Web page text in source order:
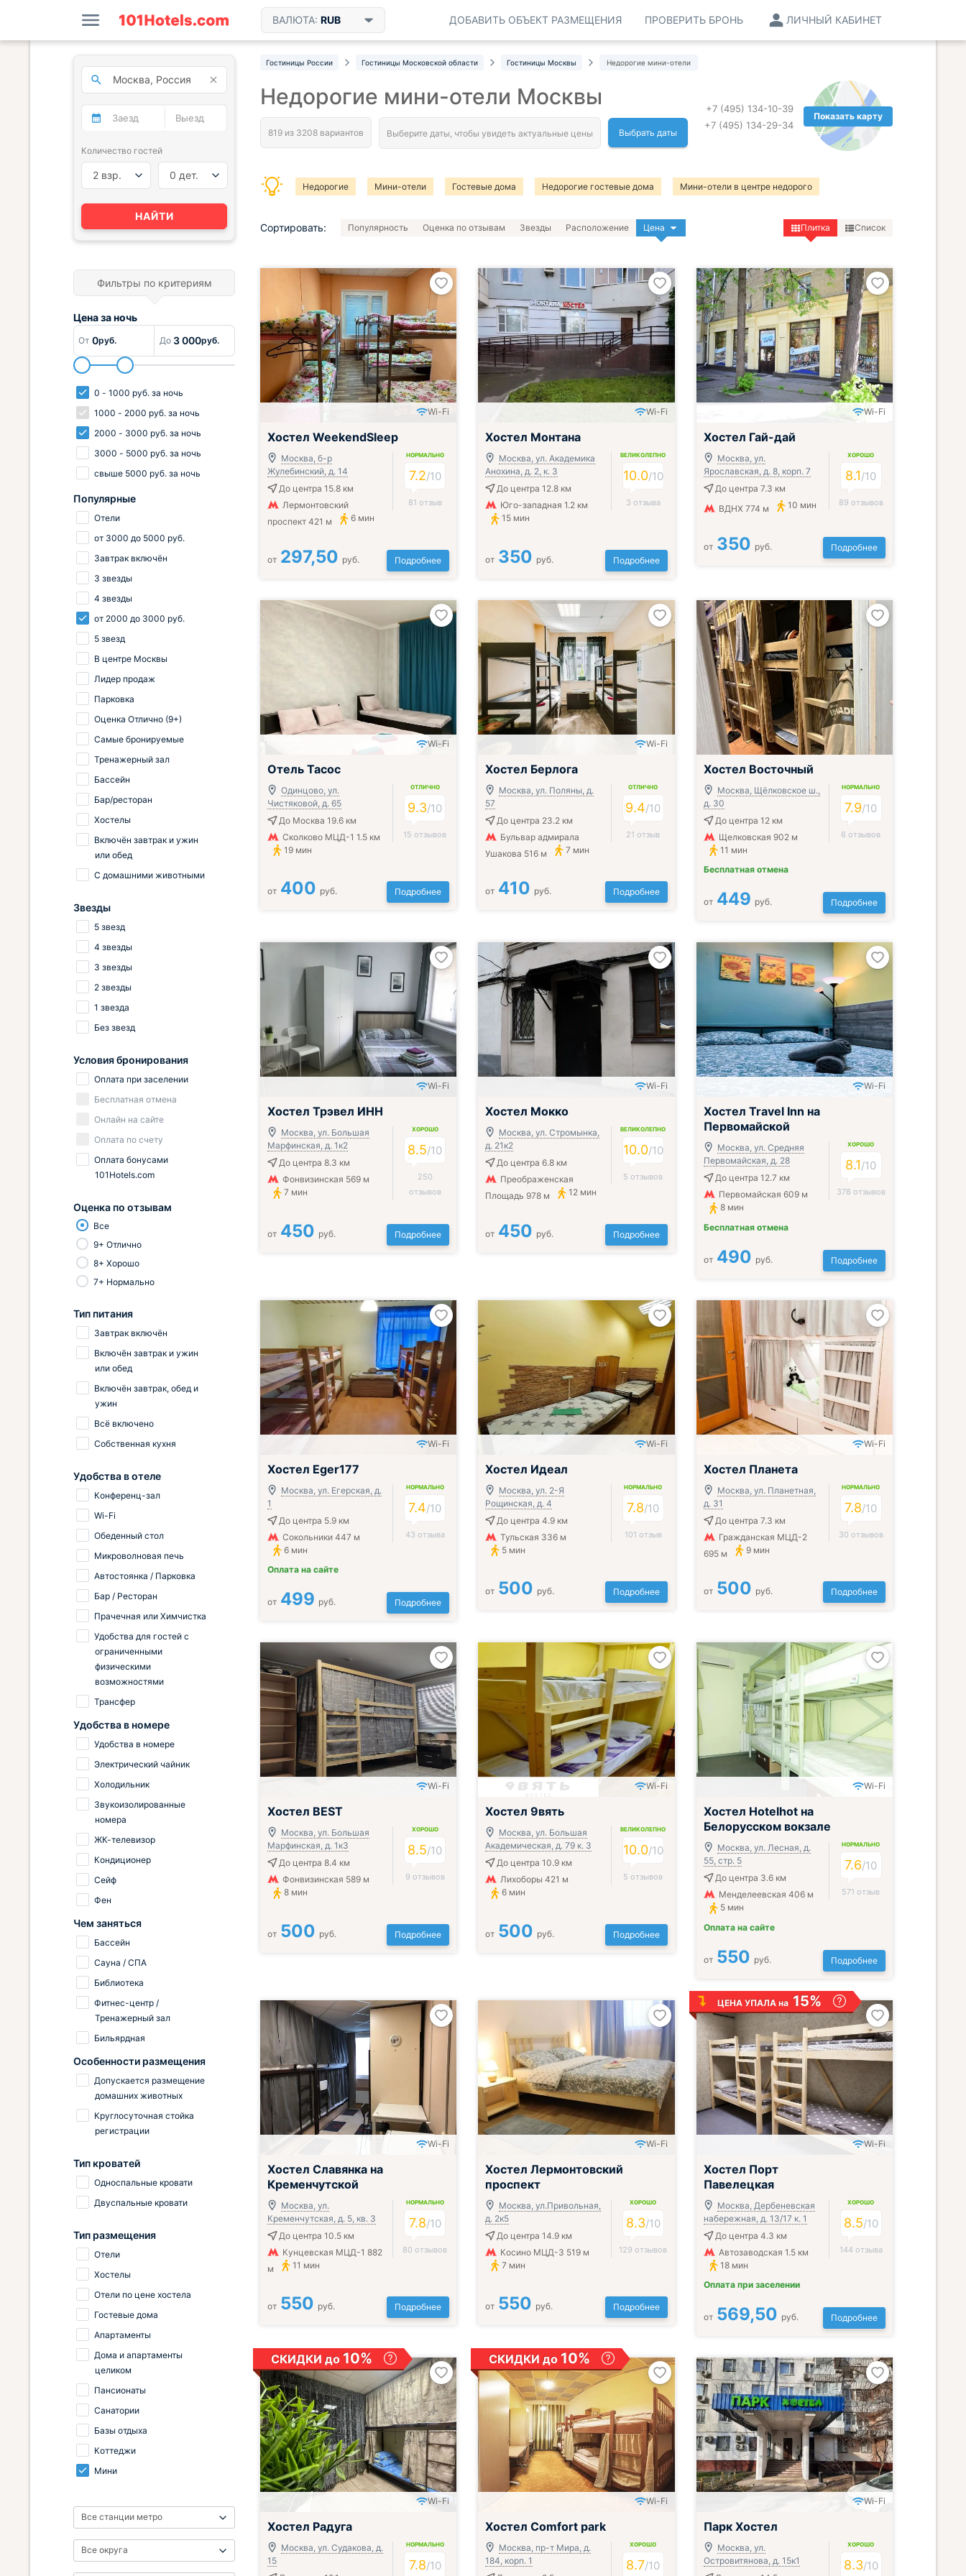
ВАЛЮТА: RUB ЛИЧНЫЙ КАБИНЕТ
ПРОВЕРИТЬ БРОНЬ
ДОБАВИТЬ ОБЪЕКТ РАЗМЕЩЕНИЯ
Гостиницы России Гостиницы Московской области Гостиницы Москвы Недорогие мини-отели
Показать карту
+7 (495) 134-10-39
+7 (495) 134-29-34
Недорогие мини-отели Москвы
Выбрать даты
Недорогие Мини-отели Гостевые дома Недорогие гостевые дома Мини-отели в центре недорого
Сортировать: Популярность Оценка по отзывам Звезды Расположение Цена Плитка Список
Wi-Fi
Хостел WeekendSleep
Москва, б-р
Жулебинский, д. 14
До центра 15.8 км
Лермонтовский
проспект 421 м
6 мин
НОРМАЛЬНО
7.2/10
81 отзыв
от 297,50 руб. Подробнее
Wi-Fi
Хостел Монтана
Москва, ул. Академика
Анохина, д. 2, к. 3
До центра 12.8 км
Юго-западная 1.2 км
15 мин
ВЕЛИКОЛЕПНО
10.0/10
3 отзыва
от 350 руб. Подробнее
Wi-Fi
Хостел Гай-дай
Москва, ул.
Ярославская, д. 8, корп. 7
До центра 7.3 км
ВДНХ 774 м
10 мин
ХОРОШО
8.1/10
89 отзывов
от 350 руб. Подробнее
Wi-Fi
Отель Тасос
Одинцово, ул.
Чистяковой, д. 65
До Москва 19.6 км
Сколково МЦД-1 1.5 км
19 мин
ОТЛИЧНО
9.3/10
15 отзывов
от 400 руб. Подробнее
Wi-Fi
Хостел Берлога
Москва, ул. Поляны, д.
57
До центра 23.2 км
Бульвар адмирала
Ушакова 516 м
7 мин
ОТЛИЧНО
9.4/10
21 отзыв
от 410 руб. Подробнее
Хостел Восточный
Москва, Щёлковское ш.,
д. 30
До центра 12 км
Щелковская 902 м
11 мин
Бесплатная отмена
НОРМАЛЬНО
7.9/10
6 отзывов
от 449 руб. Подробнее
Wi-Fi
Хостел Трэвел ИНН
Москва, ул. Большая
Марфинская, д. 1к2
До центра 8.3 км
Фонвизинская 569 м
7 мин
ХОРОШО
8.5/10
250
отзывов
от 450 руб. Подробнее
Wi-Fi
Хостел Мокко
Москва, ул. Стромынка,
д. 21к2
До центра 6.8 км
Преображенская
Площадь 978 м
12 мин
ВЕЛИКОЛЕПНО
10.0/10
5 отзывов
от 450 руб. Подробнее
Wi-Fi
Хостел Travel Inn на
Первомайской
Москва, ул. Средняя
Первомайская, д. 28
До центра 12.7 км
Первомайская 609 м
8 мин
Бесплатная отмена
ХОРОШО
8.1/10
378 отзывов
от 490 руб. Подробнее
Wi-Fi
Хостел Eger177
Москва, ул. Егерская, д.
1
До центра 5.9 км
Сокольники 447 м
6 мин
Оплата на сайте
НОРМАЛЬНО
7.4/10
43 отзыва
от 499 руб. Подробнее
Wi-Fi
Хостел Идеал
Москва, ул. 2-Я
Рощинская, д. 4
До центра 4.9 км
Тульская 336 м
5 мин
НОРМАЛЬНО
7.8/10
101 отзыв
от 500 руб. Подробнее
Wi-Fi
Хостел Планета
Москва, ул. Планетная,
д. 31
До центра 7.3 км
Гражданская МЦД-2
695 м
9 мин
НОРМАЛЬНО
7.8/10
30 отзывов
от 500 руб. Подробнее
Wi-Fi
Хостел BEST
Москва, ул. Большая
Марфинская, д. 1к3
До центра 8.4 км
Фонвизинская 589 м
8 мин
ХОРОШО
8.5/10
9 отзывов
от 500 руб. Подробнее
Wi-Fi
Хостел 9вять
Москва, ул. Большая
Академическая, д. 79 к. 3
До центра 10.9 км
Лихоборы 421 м
6 мин
ВЕЛИКОЛЕПНО
10.0/10
5 отзывов
от 500 руб. Подробнее
Wi-Fi
Хостел Hotelhot на
Белорусском вокзале
Москва, ул. Лесная, д.
55, стр. 5
До центра 3.6 км
Менделеевская 406 м
5 мин
Оплата на сайте
НОРМАЛЬНО
7.6/10
571 отзыв
от 550 руб. Подробнее
Wi-Fi
Хостел Славянка на
Кременчутской
Москва, ул.
Кременчутская, д. 5, кв. 3
До центра 10.5 км
Кунцевская МЦД-1 882
м
11 мин
НОРМАЛЬНО
7.8/10
80 отзывов
от 550 руб. Подробнее
Wi-Fi
Хостел Лермонтовский
проспект
Москва, ул.Привольная,
д. 2к5
До центра 14.9 км
Косино МЦД-3 519 м
7 мин
ХОРОШО
8.3/10
129 отзывов
от 550 руб. Подробнее
ЦЕНА УПАЛА на 15%
Wi-Fi
Хостел Порт
Павелецкая
Москва, Дербеневская
набережная, д. 13/17 к. 1
До центра 4.3 км
Автозаводская 1.5 км
18 мин
Оплата при заселении
ХОРОШО
8.5/10
144 отзыва
от 569,50 руб. Подробнее
СКИДКИ до 10%
Wi-Fi
Хостел Радуга
Москва, ул. Судакова, д.
15
НОРМАЛЬНО
7.8/10
СКИДКИ до10%
Wi-Fi
Хостел Comfort park
Москва, пр-т Мира, д.
184, корп. 1
ХОРОШО
8.7/10
Wi-Fi
Парк Хостел
Москва, ул.
Островитянова, д. 15к1
ХОРОШО
8.3/10
Количество гостей
2 взр. 0 дет.
НАЙТИ
Фильтры по критериям
Цена заночь
От 0руб. До 3 000руб.
0 - 1000 руб. за ночь
1000 - 2000 руб. за ночь
2000 - 3000 руб. за ночь
3000 - 5000 руб. за ночь
свыше 5000 руб. за ночь
Популярные
Отели
от 3000 до 5000 руб.
Завтрак включён
3 звезды
4 звезды
от 2000 до 3000 руб.
5 звезд
В центре Москвы
Лидер продаж
Парковка
Оценка Отлично (9+)
Самые бронируемые
Тренажерный зал
Бассейн
Бар/ресторан
Хостелы
Включён завтрак и ужин
или обед
С домашними животными
Звезды
5 звезд
4 звезды
3 звезды
2 звезды
1 звезда
Без звезд
Условия бронирования
Оплата при заселении
Бесплатная отмена
Онлайн на сайте
Оплата по счету
Оплата бонусами
101Hotels.com
Оценка по отзывам
Все
9+ Отлично
8+ Хорошо
7+ Нормально
Тип питания
Завтрак включён
Включён завтрак и ужин
или обед
Включён завтрак, обед и
ужин
Всё включено
Собственная кухня
Удобства в отеле
Конференц-зал
Wi-Fi
Обеденный стол
Микроволновая печь
Автостоянка / Парковка
Бар / Ресторан
Прачечная или Химчистка
Удобства для гостей с
ограниченными
физическими
возможностями
Трансфер
Удобства в номере
Удобства в номере
Электрический чайник
Холодильник
Звукоизолированные
номера
ЖК-телевизор
Кондиционер
Сейф
Фен
Чем заняться
Бассейн
Сауна / СПА
Библиотека
Фитнес-центр /
Тренажерный зал
Бильярдная
Особенности размещения
Допускается размещение
домашних животных
Круглосуточная стойка
регистрации
Тип кроватей
Односпальные кровати
Двуспальные кровати
Тип размещения
Отели
Хостелы
Отели по цене хостела
Гостевые дома
Апартаменты
Дома и апартаменты
целиком
Пансионаты
Санатории
Базы отдыха
Коттеджи
Мини
Все станции метро
Все округа